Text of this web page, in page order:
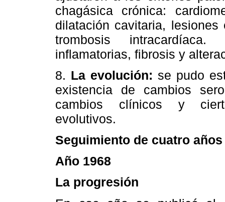
chagásica crónica:
dilatación cavitaria,
trombosis
inflamatorias, fibrosis y
8. La evolución: se pudo
existencia de cambios
cambios clínicos y
evolutivos.
Seguimiento de cuatro años
Año 1968
La progresión